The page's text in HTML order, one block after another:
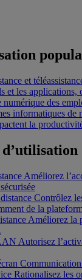
et
et les applications,
numérique des
informatiques de
la
Améliorez
Contrôlez
de la
Améliorez la
Autorisez
Rationalisez les